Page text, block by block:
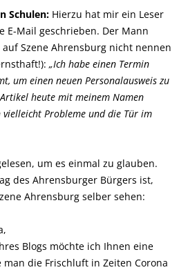
Schulen: Hierzu hat mir ein Leser
E-Mail geschrieben. Der Mann
Szene Ahrensburg nicht nennen
„Ich habe einen Termin
um einen neuen Personalausweis zu
heute mit meinem Namen
Probleme und die Tür im
um es einmal zu glauben.
des Ahrensburger Bürgers ist,
Ahrensburg selber sehen:
Blogs möchte ich Ihnen eine
die Frischluft in Zeiten Corona